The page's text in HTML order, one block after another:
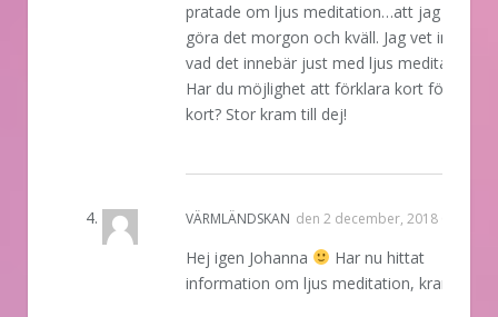
pratade om ljus meditation…att jag skulle
göra det morgon och kväll. Jag vet inte
vad det innebär just med ljus meditation.
Har du möjlighet att förklara kort för mej
kort? Stor kram till dej!
VÄRMLÄNDSKAN den 2 december, 2018 09:47
Hej igen Johanna
Har nu hittat
information om ljus meditation, kram